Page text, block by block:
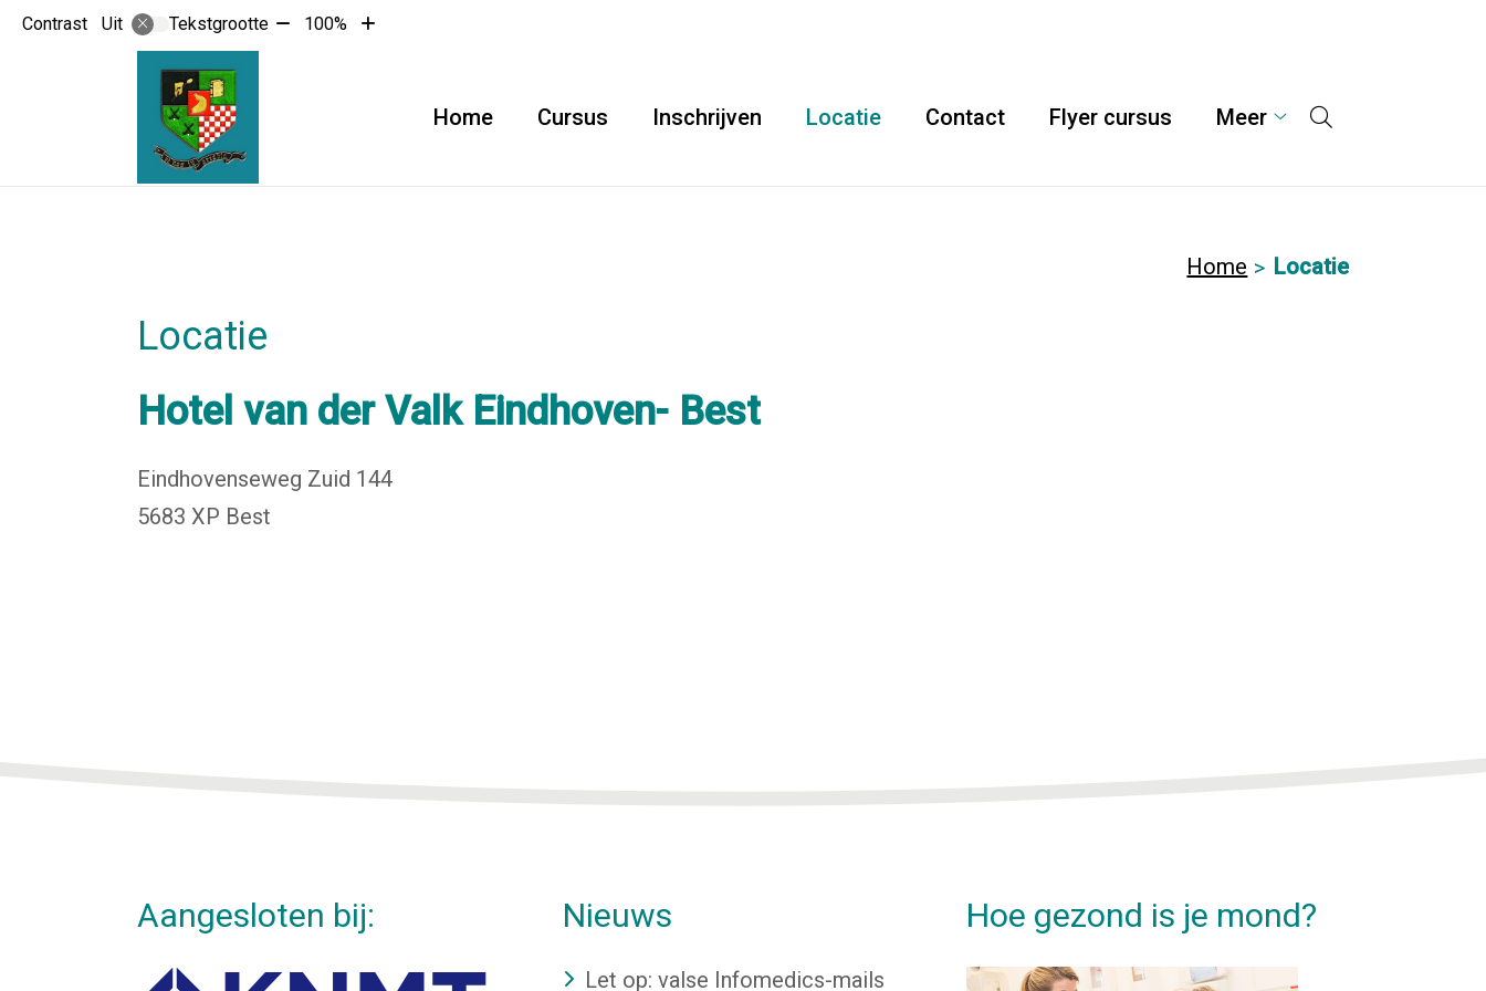
Contrast Uit Tekstgrootte Tekst100%
Tekst
Hoofdmenu
Home Cursus Inschrijven Locatie Contact Flyer cursus Meer
Home Locatie
Locatie
Hotel van der Valk Eindhoven- Best
Eindhovenseweg Zuid 144
5683 XP Best
Aangesloten bij: Nieuws
Let op: valse Infomedics-mails
Hoe gezond is je mond?